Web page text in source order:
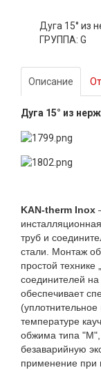
Дуга 15° из
ГРУППА: G
Описание
Дуга 15° из
KAN-therm Inox
труб и
стали. Монтаж
простой технике
соединителей
обеспечивает
(уплотнительное
температуре
обжима типа "M",
безаварийную
применение при